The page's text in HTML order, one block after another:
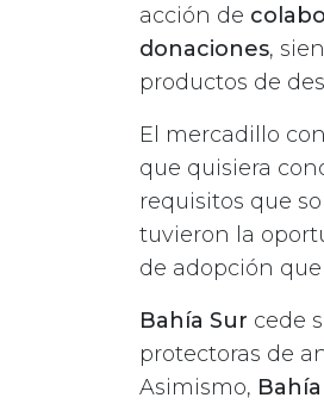
acción de
donaciones,
productos de
El mercadillo
que quisiera
requisitos que
tuvieron la
de adopción
Bahía Sur cede
protectoras de
Asimismo,